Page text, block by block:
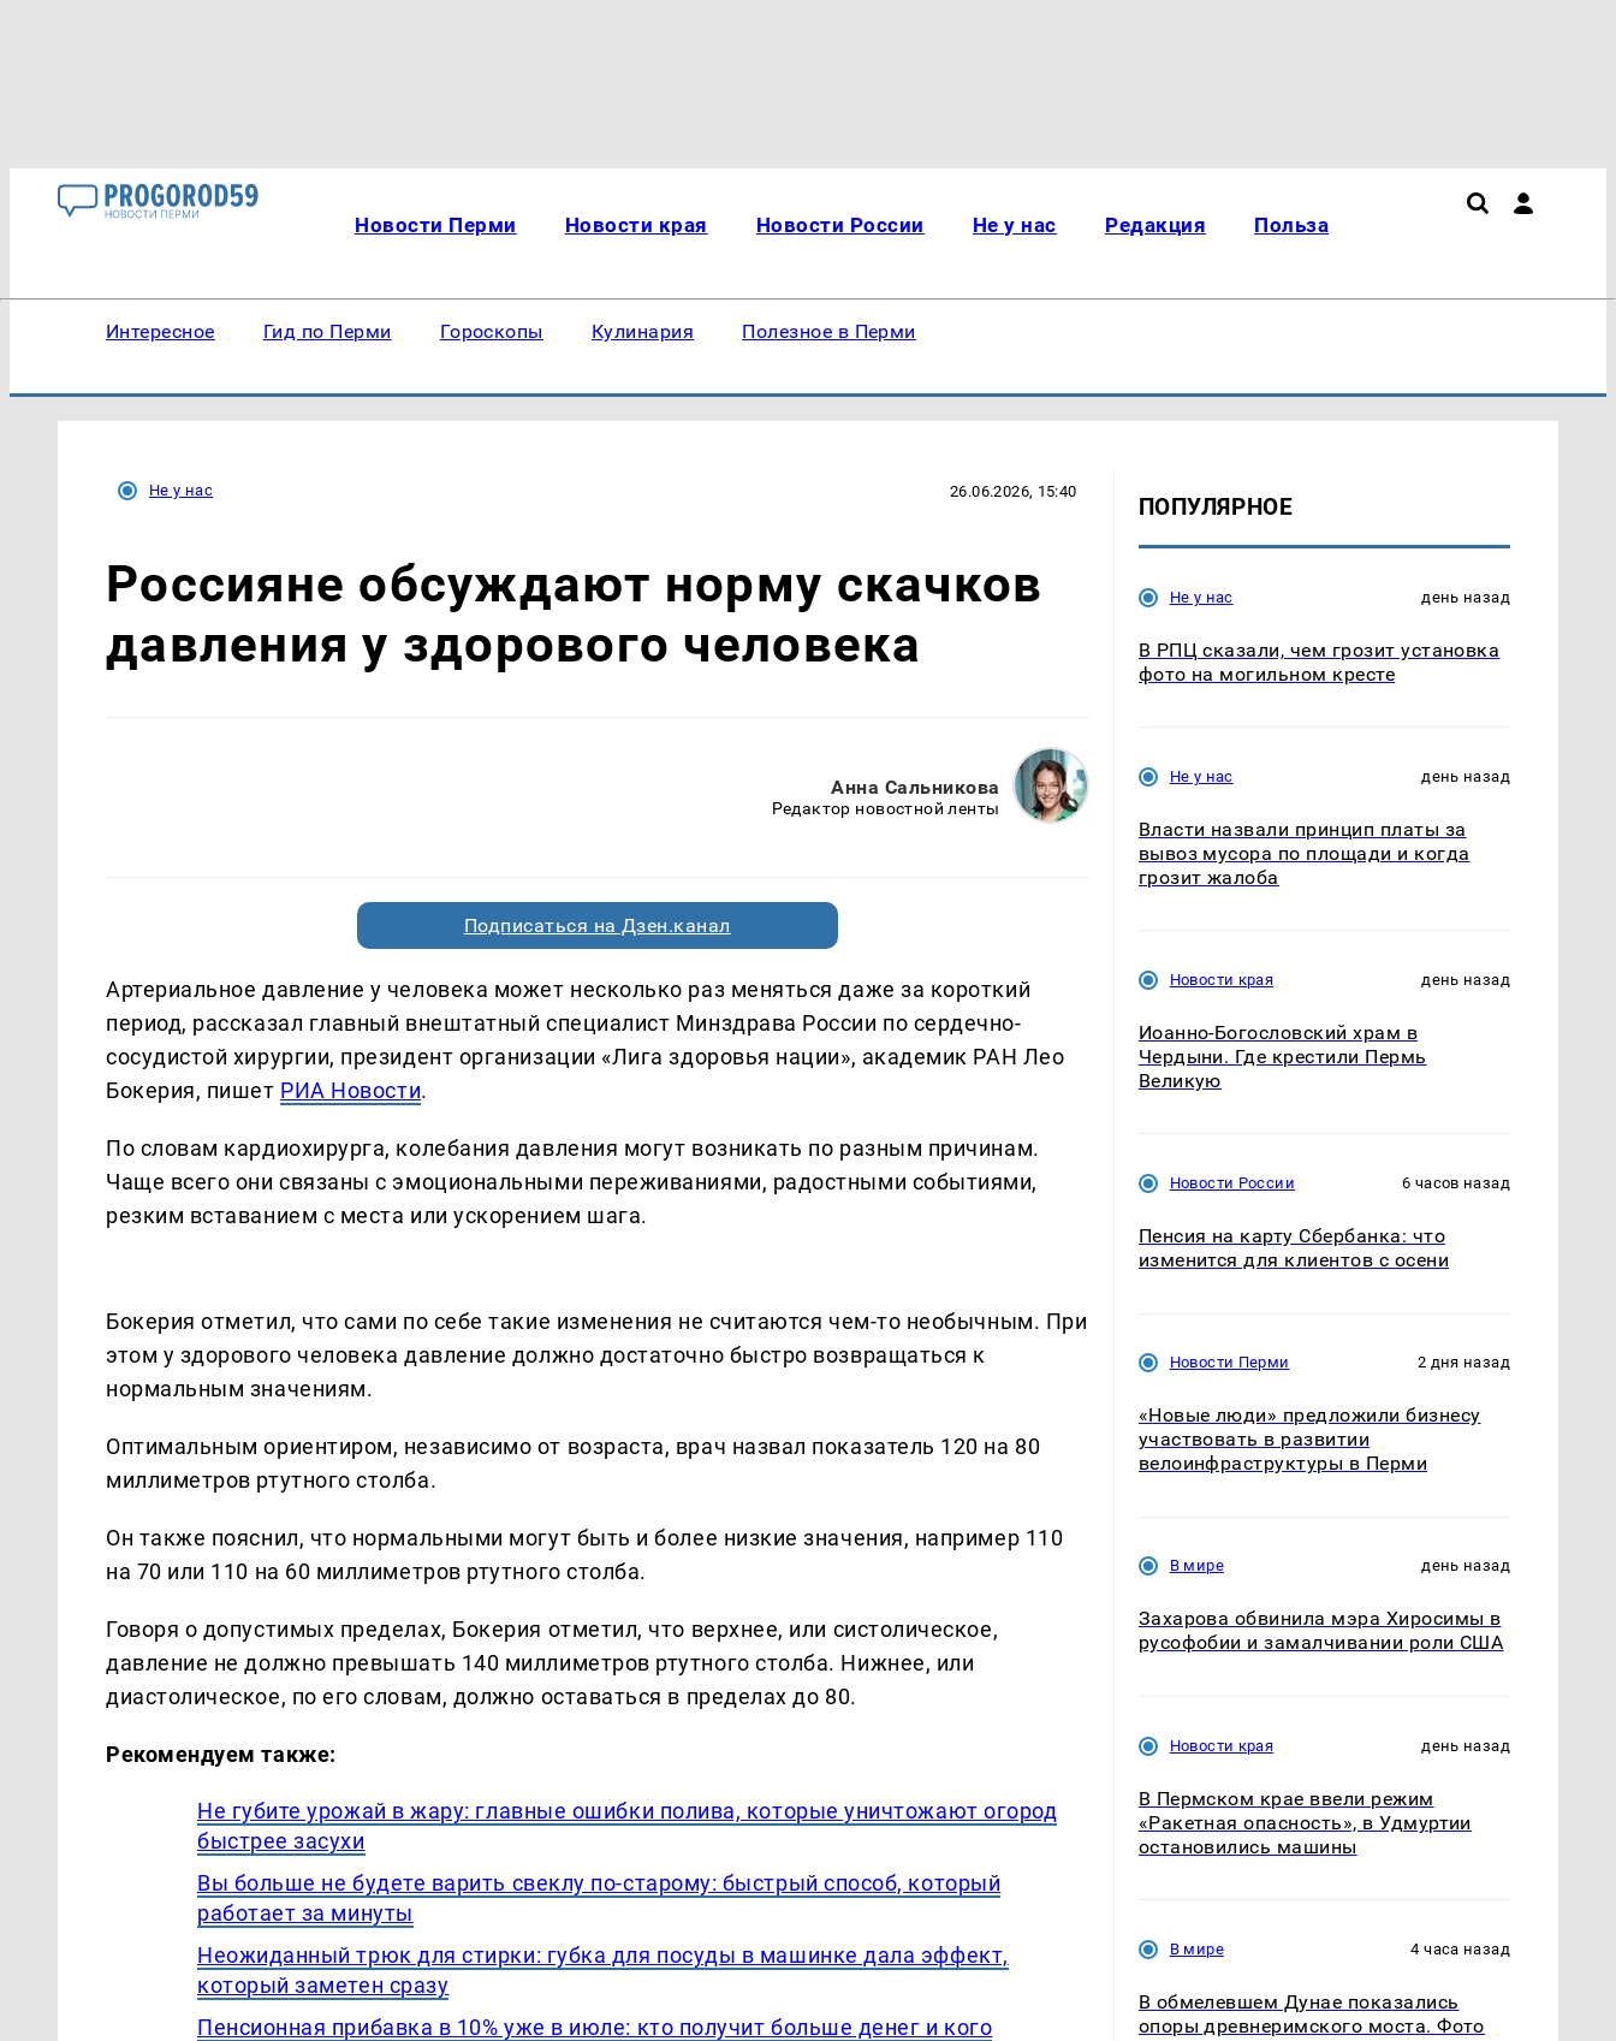
Новости Перми Новости края Новости России Не у нас Редакция Польза
Интересное Гид по Перми Гороскопы Кулинария Полезное в Перми
Не у нас 26.06.2026, 15:40
Россияне обсуждают норму скачков
давления у здорового человека
Анна Сальникова
Редактор новостной ленты
Подписаться на Дзен.канал
Артериальное давление у человека может несколько раз меняться даже за короткий
период, рассказал главный внештатный специалист Минздрава России по сердечно-
сосудистой хирургии, президент организации «Лига здоровья нации», академик РАН Лео
Бокерия, пишет РИА Новости.
По словам кардиохирурга, колебания давления могут возникать по разным причинам.
Чаще всего они связаны с эмоциональными переживаниями, радостными событиями,
резким вставанием с места или ускорением шага.
Бокерия отметил, что сами по себе такие изменения не считаются чем-то необычным. При
этом у здорового человека давление должно достаточно быстро возвращаться к
нормальным значениям.
Оптимальным ориентиром, независимо от возраста, врач назвал показатель 120 на 80
миллиметров ртутного столба.
Он также пояснил, что нормальными могут быть и более низкие значения, например 110
на 70 или 110 на 60 миллиметров ртутного столба.
Говоря о допустимых пределах, Бокерия отметил, что верхнее, или систолическое,
давление не должно превышать 140 миллиметров ртутного столба. Нижнее, или
диастолическое, по его словам, должно оставаться в пределах до 80.
Рекомендуем также:
Не губите урожай в жару: главные ошибки полива, которые уничтожают огород
быстрее засухи
Вы больше не будете варить свеклу по-старому: быстрый способ, который
работает за минуты
Неожиданный трюк для стирки: губка для посуды в машинке дала эффект,
который заметен сразу
Пенсионная прибавка в 10% уже в июле: кто получит больше денег и кого
ПОПУЛЯРНОЕ
Не у нас день назад
В РПЦ сказали, чем грозит установка
фото на могильном кресте
Не у нас день назад
Власти назвали принцип платы за
вывоз мусора по площади и когда
грозит жалоба
Новости края день назад
Иоанно-Богословский храм в
Чердыни. Где крестили Пермь
Великую
Новости России 6 часов назад
Пенсия на карту Сбербанка: что
изменится для клиентов с осени
Новости Перми 2 дня назад
«Новые люди» предложили бизнесу
участвовать в развитии
велоинфраструктуры в Перми
В мире день назад
Захарова обвинила мэра Хиросимы в
русофобии и замалчивании роли США
Новости края день назад
В Пермском крае ввели режим
«Ракетная опасность», в Удмуртии
остановились машины
В мире 4 часа назад
В обмелевшем Дунае показались
опоры древнеримского моста. Фото